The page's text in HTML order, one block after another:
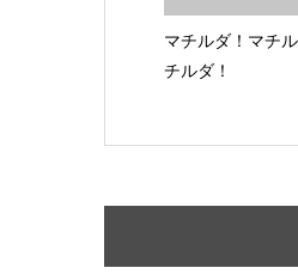
マチルダ！マチ
チルダ！